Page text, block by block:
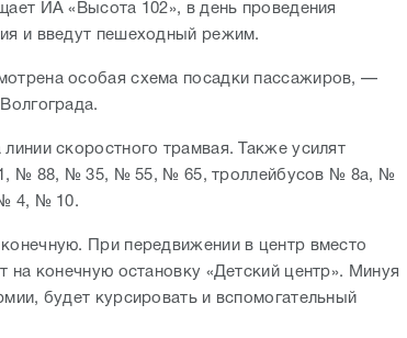
ИА «Высота 102», в день проведения
и введут пешеходный режим.
особая схема посадки пассажиров, —
скоростного трамвая. Также усилят
№ 88, № 35, № 55, № 65, троллейбусов № 8а, №
4, № 10.
При передвижении в центр вместо
на конечную остановку «Детский центр». Минуя
будет курсировать и вспомогательный